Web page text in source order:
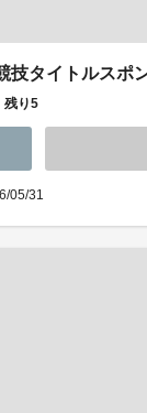
技タイトルスポ
残り5
05/31